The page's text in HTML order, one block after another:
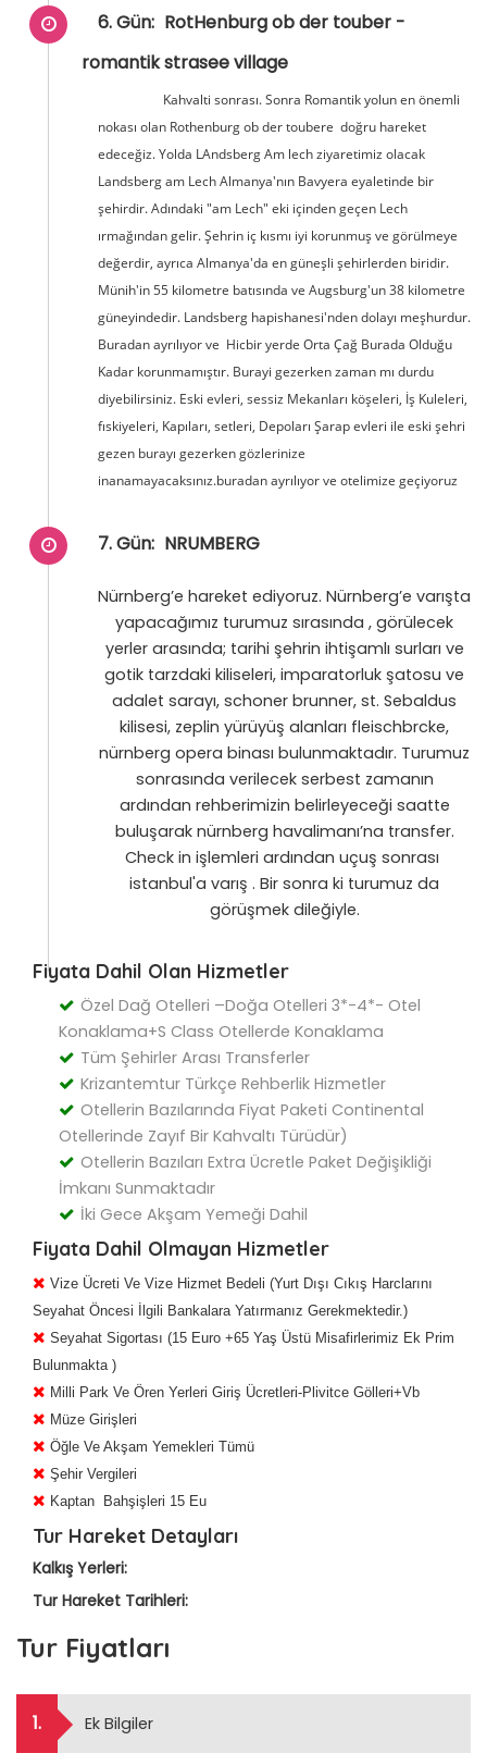
6. Gün: RotHenburg ob der touber -
romantik strasee village
Kahvalti sonrası. Sonra Romantik yolun en önemli
nokası olan Rothenburg ob der toubere doğru hareket
edeceğiz. Yolda LAndsberg Am lech ziyaretimiz olacak
Landsberg am Lech Almanya'nın Bavyera eyaletinde bir
şehirdir. Adındaki "am Lech" eki içinden geçen Lech
ırmağından gelir. Şehrin iç kısmı iyi korunmuş ve görülmeye
değerdir, ayrıca Almanya'da en güneşli şehirlerden biridir.
Münih'in 55 kilometre batısında ve Augsburg'un 38 kilometre
güneyindedir. Landsberg hapishanesi'nden dolayı meşhurdur.
Buradan ayrılıyor ve Hicbir yerde Orta Çağ Burada Olduğu
Kadar korunmamıştır. Burayi gezerken zaman mı durdu
diyebilirsiniz. Eski evleri, sessiz Mekanları köşeleri, İş Kuleleri,
fıskiyeleri, Kapıları, setleri, Depoları Şarap evleri ile eski şehri
gezen burayı gezerken gözlerinize
inanamayacaksınız.buradan ayrılıyor ve otelimize geçiyoruz
7. Gün: NRUMBERG
Nürnberg’e hareket ediyoruz. Nürnberg’e varışta
yapacağımız turumuz sırasında , görülecek
yerler arasında; tarihi şehrin ihtişamlı surları ve
gotik tarzdaki kiliseleri, imparatorluk şatosu ve
adalet sarayı, schoner brunner, st. Sebaldus
kilisesi, zeplin yürüyüş alanları fleischbrcke,
nürnberg opera binası bulunmaktadır. Turumuz
sonrasında verilecek serbest zamanın
ardından rehberimizin belirleyeceği saatte
buluşarak nürnberg havalimanı’na transfer.
Check in işlemleri ardından uçuş sonrası
istanbul'a varış . Bir sonra ki turumuz da
görüşmek dileğiyle.
Fiyata Dahil Olan Hizmetler
Özel Dağ Otelleri –Doğa Otelleri 3*-4*- Otel
Konaklama+S Class Otellerde Konaklama
Tüm Şehirler Arası Transferler
Krizantemtur Türkçe Rehberlik Hizmetler
Otellerin Bazılarında Fiyat Paketi Continental
Otellerinde Zayıf Bir Kahvaltı Türüdür)
Otellerin Bazıları Extra Ücretle Paket Değişikliği
İmkanı Sunmaktadır
İki Gece Akşam Yemeği Dahil
Fiyata Dahil Olmayan Hizmetler
Vize Ücreti Ve Vize Hizmet Bedeli (Yurt Dışı Cıkış Harclarını
Seyahat Öncesi İlgili Bankalara Yatırmanız Gerekmektedir.)
Seyahat Sigortası (15 Euro +65 Yaş Üstü Misafirlerimiz Ek Prim
Bulunmakta )
Milli Park Ve Ören Yerleri Giriş Ücretleri-Plivitce Gölleri+Vb
Müze Girişleri
Öğle Ve Akşam Yemekleri Tümü
Şehir Vergileri
Kaptan Bahşişleri 15 Eu
Tur Hareket Detayları
Kalkış Yerleri:
Tur Hareket Tarihleri:
Tur Fiyatları
1. Ek Bilgiler